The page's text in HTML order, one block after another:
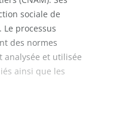
sociale de
processus
des normes
analysée et utilisée
ainsi que les